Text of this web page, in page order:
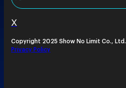
X
Copyright 2025 Show No Limit Co., Ltd.
Privacy Policy